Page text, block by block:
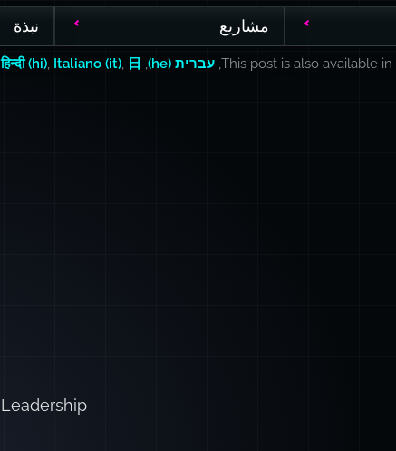
مشاريع نبذة
This post is also available in עברית (he) हिन्दी (hi) Italiano (it)
日
Leadership